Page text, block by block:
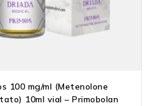
100 mg/ml (Metenolone
10ml vial – Primobolan